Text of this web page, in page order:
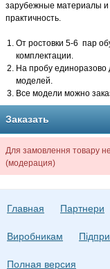
зарубежные материалы и
практичность.
От ростовки 5-6 пар
комплектации.
На пробу
моделей.
Все модели можно
Заказать
Для замовлення товару
(модерация)
Главная Партнери
Виробникам
Полная версия